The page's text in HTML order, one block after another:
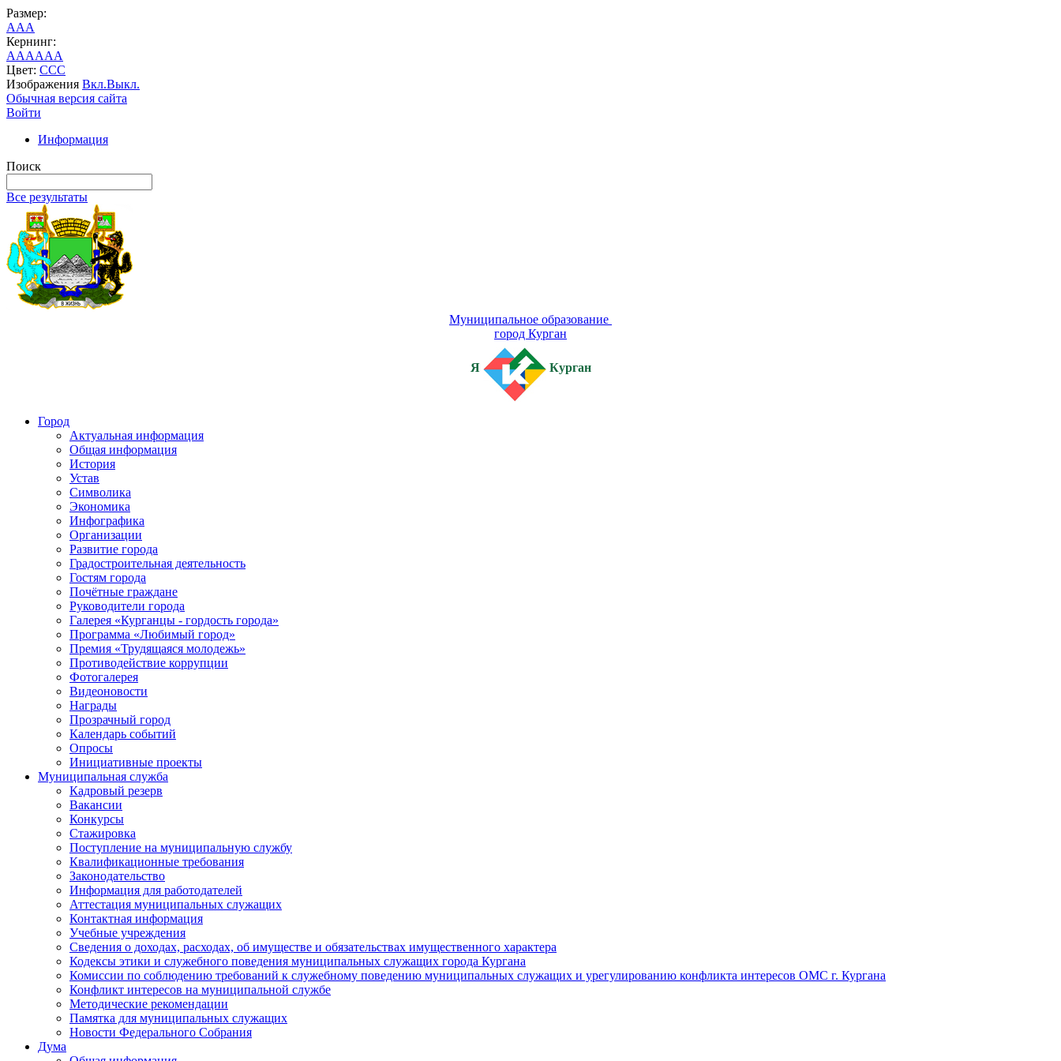
Размер:
AAA
Кернинг:
AAAAAA
Цвет: CCC
Изображения Вкл.Выкл.
Обычная версия сайта
Войти
Информация
Поиск
Все результаты
Муниципальное образование
город Курган
Я Курган
Город
Актуальная информация
Общая информация
История
Устав
Символика
Экономика
Инфографика
Организации
Развитие города
Градостроительная деятельность
Гостям города
Почётные граждане
Руководители города
Галерея «Курганцы - гордость города»
Программа «Любимый город»
Премия «Трудящаяся молодежь»
Противодействие коррупции
Фотогалерея
Видеоновости
Награды
Прозрачный город
Календарь событий
Опросы
Инициативные проекты
Муниципальная служба
Кадровый резерв
Вакансии
Конкурсы
Стажировка
Поступление на муниципальную службу
Квалификационные требования
Законодательство
Информация для работодателей
Аттестация муниципальных служащих
Контактная информация
Учебные учреждения
Сведения о доходах, расходах, об имуществе и обязательствах имущественного характера
Кодексы этики и служебного поведения муниципальных служащих города Кургана
Комиссии по соблюдению требований к служебному поведению муниципальных служащих и урегулированию конфликта интересов ОМС г. Кургана
Конфликт интересов на муниципальной службе
Методические рекомендации
Памятка для муниципальных служащих
Новости Федерального Cобрания
Дума